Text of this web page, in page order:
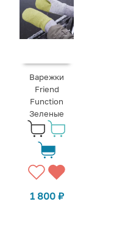
Варежки
Friend
Function
Зеленые
1 800 ₽